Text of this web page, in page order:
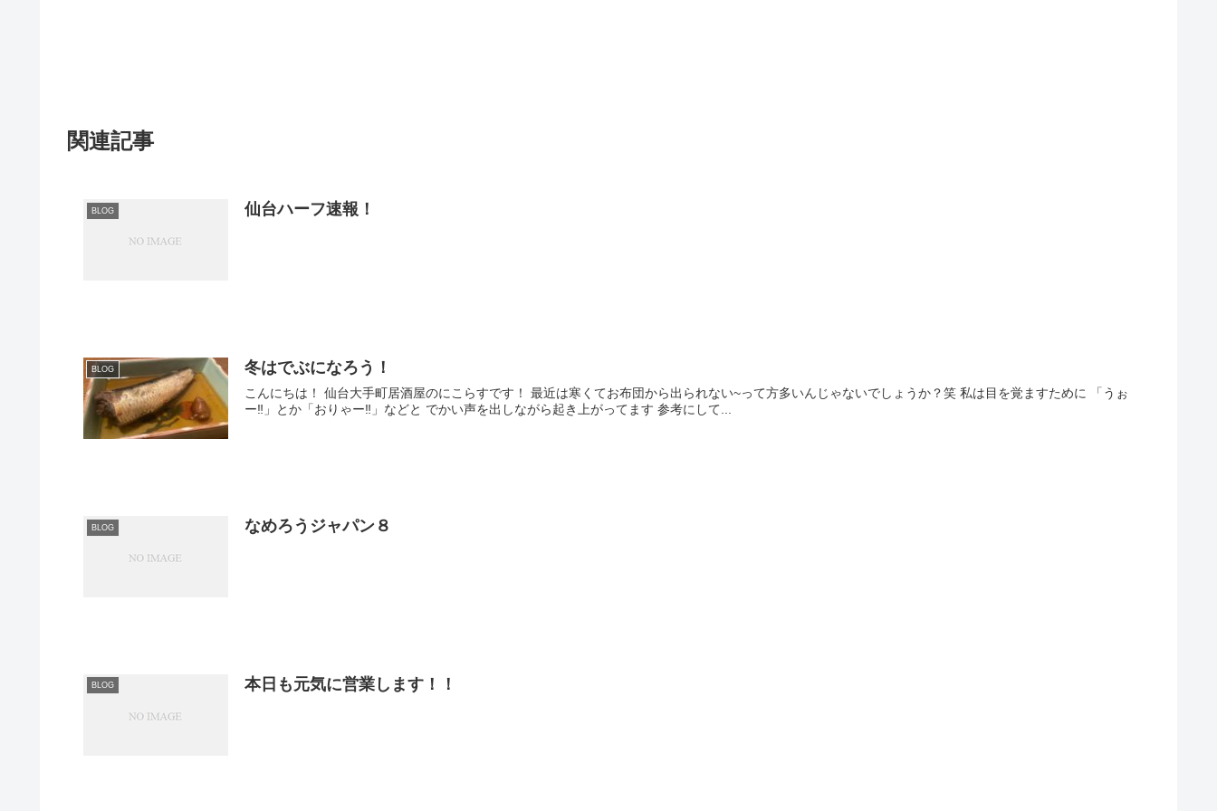
関連記事
BLOG 仙台ハーフ速報！
BLOG 冬はでぶになろう！
こんにちは！ 仙台大手町居酒屋のにこらすです！ 最近は寒くてお布団から出られない~って方多いんじゃないでしょうか？笑 私は目を覚ますために 「うぉ
ー‼︎」とか「おりゃー‼︎」などと でかい声を出しながら起き上がってます 参考にして...
BLOG なめろうジャパン８
BLOG 本日も元気に営業します！！